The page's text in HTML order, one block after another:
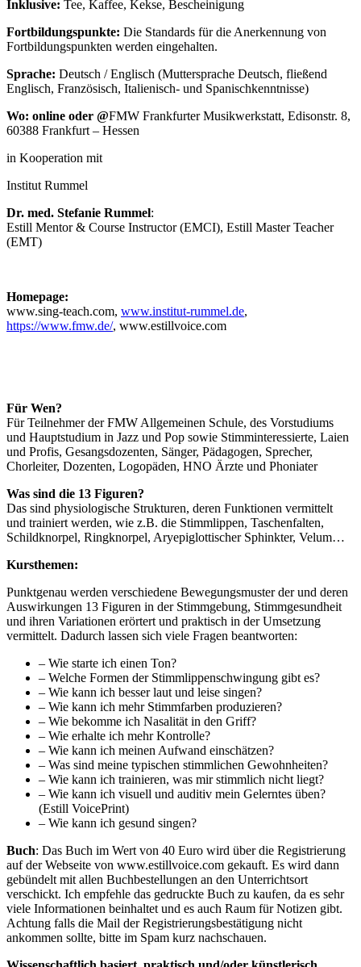
Inklusive: Tee, Kaffee, Kekse, Bescheinigung
Fortbildungspunkte: Die Standards für die Anerkennung von
Fortbildungspunkten werden eingehalten.
Sprache: Deutsch / Englisch (Muttersprache Deutsch, fließend
Englisch, Französisch, Italienisch- und Spanischkenntnisse)
Wo: online oder @FMW Frankfurter Musikwerkstatt, Edisonstr. 8,
60388 Frankfurt – Hessen
in Kooperation mit
Institut Rummel
Dr. med. Stefanie Rummel:
Estill Mentor & Course Instructor (EMCI), Estill Master Teacher
(EMT)
Homepage:
www.sing-teach.com, www.institut-rummel.de,
https://www.fmw.de/, www.estillvoice.com
Für Wen?
Für Teilnehmer der FMW Allgemeinen Schule, des Vorstudiums
und Hauptstudium in Jazz und Pop sowie Stimminteressierte, Laien
und Profis, Gesangsdozenten, Sänger, Pädagogen, Sprecher,
Chorleiter, Dozenten, Logopäden, HNO Ärzte und Phoniater
Was sind die 13 Figuren?
Das sind physiologische Strukturen, deren Funktionen vermittelt
und trainiert werden, wie z.B. die Stimmlippen, Taschenfalten,
Schildknorpel, Ringknorpel, Aryepiglottischer Sphinkter, Velum…
Kursthemen:
Punktgenau werden verschiedene Bewegungsmuster der und deren
Auswirkungen 13 Figuren in der Stimmgebung, Stimmgesundheit
und ihren Variationen erörtert und praktisch in der Umsetzung
vermittelt. Dadurch lassen sich viele Fragen beantworten:
– Wie starte ich einen Ton?
– Welche Formen der Stimmlippenschwingung gibt es?
– Wie kann ich besser laut und leise singen?
– Wie kann ich mehr Stimmfarben produzieren?
– Wie bekomme ich Nasalität in den Griff?
– Wie erhalte ich mehr Kontrolle?
– Wie kann ich meinen Aufwand einschätzen?
– Was sind meine typischen stimmlichen Gewohnheiten?
– Wie kann ich trainieren, was mir stimmlich nicht liegt?
– Wie kann ich visuell und auditiv mein Gelerntes üben?
(Estill VoicePrint)
– Wie kann ich gesund singen?
Buch: Das Buch im Wert von 40 Euro wird über die Registrierung
auf der Webseite von www.estillvoice.com gekauft. Es wird dann
gebündelt mit allen Buchbestellungen an den Unterrichtsort
verschickt. Ich empfehle das gedruckte Buch zu kaufen, da es sehr
viele Informationen beinhaltet und es auch Raum für Notizen gibt.
Achtung falls die Mail der Registrierungsbestätigung nicht
ankommen sollte, bitte im Spam kurz nachschauen.